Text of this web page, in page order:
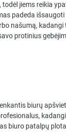
todėl jiems reikia
padeda išsaugoti
našumą,
protinius
biurų
biuro patalpų